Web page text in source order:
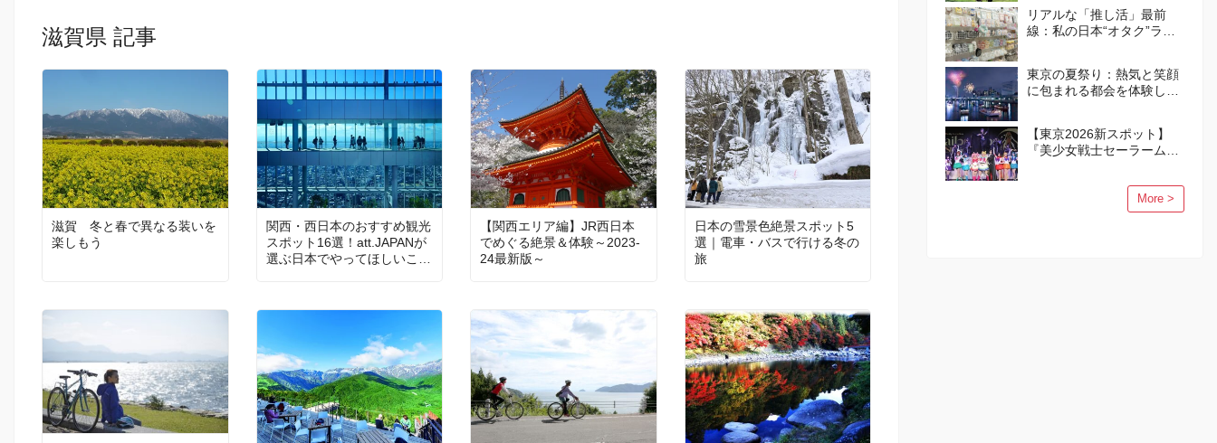
滋賀県 記事
滋賀 冬と春で異なる装いを
楽しもう
関西・西日本のおすすめ観光
スポット16選！att.JAPANが
選ぶ日本でやってほしいこと
【関西エリア編】JR西日本
でめぐる絶景＆体験～2023-
24最新版～
日本の雪景色絶景スポット5
選｜電車・バスで行ける冬の
旅
リアルな「推し活」最前
線：私の日本“オタク”ライ
東京の夏祭り：熱気と笑顔
に包まれる都会を体験しよ
【東京2026新スポット】
『美少女戦士セーラームー
More >